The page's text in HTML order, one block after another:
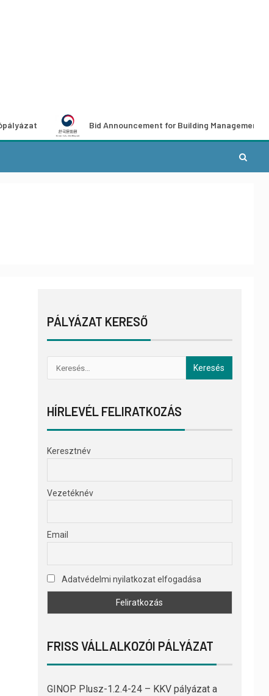
Bid Announcement for Building Management Services
PÁLYÁZAT KERESŐ
HÍRLEVÉL FELIRATKOZÁS
Keresztnév
Vezetéknév
Email
Adatvédelmi nyilatkozat elfogadása
FRISS VÁLLALKOZÓI PÁLYÁZAT
GINOP Plusz-1.2.4-24 – KKV pályázat a